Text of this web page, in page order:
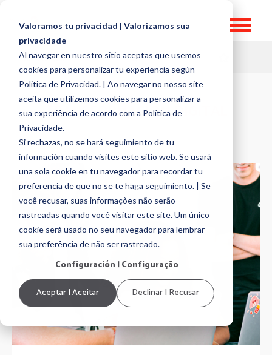
Valoramos tu privacidad | Valorizamos sua
privacidade
Al navegar en nuestro sitio aceptas que usemos
cookies para personalizar tu experiencia según
Politica de Privacidad. | Ao navegar no nosso site
aceita que utilizemos cookies para personalizar a
sua experiência de acordo com a Política de
Privacidade.
Si rechazas, no se hará seguimiento de tu
información cuando visites este sitio web. Se usará
una sola cookie en tu navegador para recordar tu
preferencia de que no se te haga seguimiento. | Se
você recusar, suas informações não serão
rastreadas quando você visitar este site. Um único
cookie será usado no seu navegador para lembrar
sua preferência de não ser rastreado.
Configuración | Configuração
Aceptar | Aceitar Declinar | Recusar
HR TOPICS
TRANSFORMACIÓN DIGITAL